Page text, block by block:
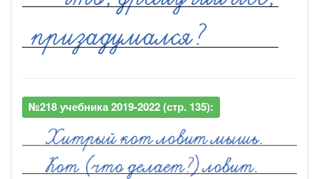
№218 учебника 2019-2022 (стр. 135):